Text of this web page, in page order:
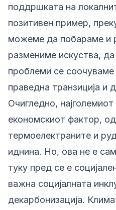
поддршката на
позитивен пример,
можеме да побараме и
размениме искуства,
проблеми се
праведна транзиција и
Очигледно,
економскиот фактор,
термоелектраните и
иднина. Но, ова не е
туку пред се е
важна социјалната
декарбонизација.